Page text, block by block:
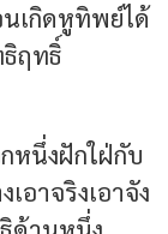
เกิดหูทิพย์ได้
ฤทธิ์
หนึ่งฝักใฝ่กับ
อาจริงเอาจัง